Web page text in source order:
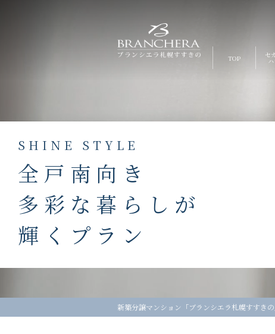
TOP セ
SHINE STYLE
全戸南向き
多彩な暮らしが
輝くプラン
新築分譲マンション「ブランシエラ札幌すすき